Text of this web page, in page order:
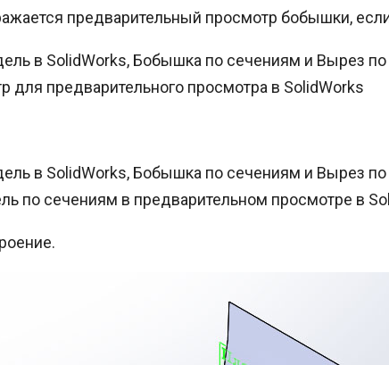
предварительный просмотр бобышки,
для предварительного просмотра в SolidWorks
по сечениям в предварительном просмотре в